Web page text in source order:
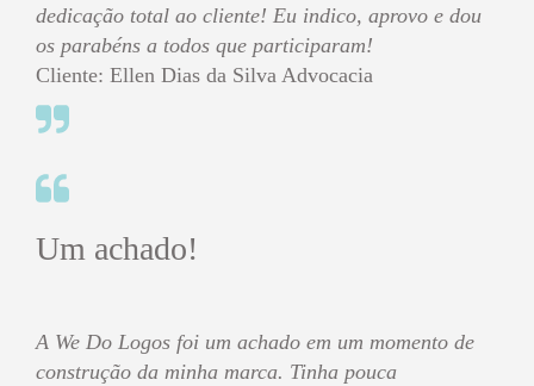
dedicação total ao cliente! Eu indico, aprovo e dou
os parabéns a todos que participaram!
Cliente: Ellen Dias da Silva Advocacia
Um achado!
A We Do Logos foi um achado em um momento de
construção da minha marca. Tinha pouca